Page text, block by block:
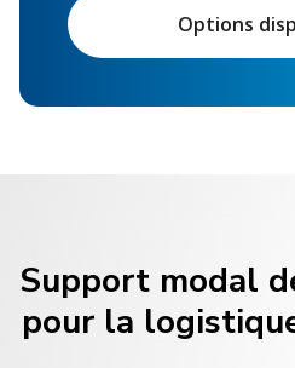
Options
Support modal
pour la